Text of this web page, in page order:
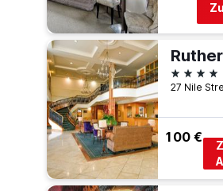
4 Sterne
100 €